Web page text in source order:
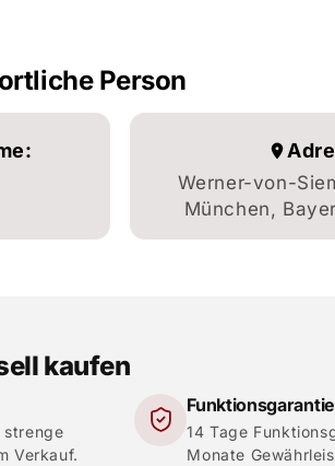
Person
Werner-von-
München,
kaufen
strenge
Verkauf.
Funktionsgarantie
14 Tage
Monate